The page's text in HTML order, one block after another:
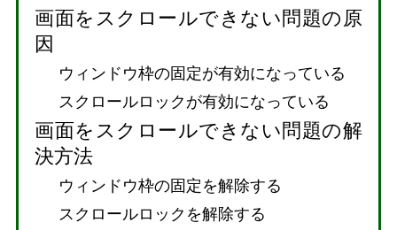
画面をスクロールできない問題の原
因
ウィンドウ枠の固定が有効になっている
スクロールロックが有効になっている
画面をスクロールできない問題の解
決方法
ウィンドウ枠の固定を解除する
スクロールロックを解除する